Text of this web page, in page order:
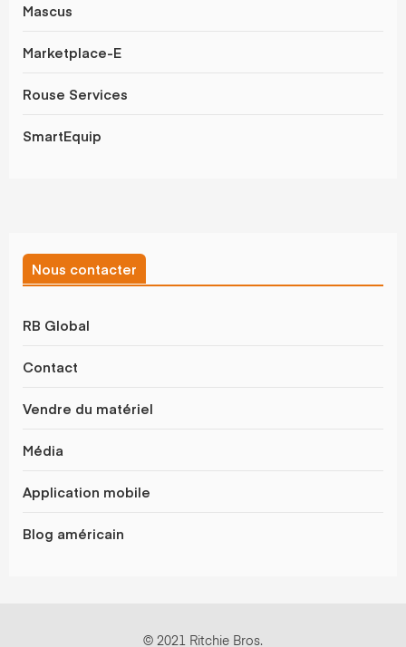
Mascus
Marketplace-E
Rouse Services
SmartEquip
Nous contacter
RB Global
Contact
Vendre du matériel
Média
Application mobile
Blog américain
© 2021 Ritchie Bros.